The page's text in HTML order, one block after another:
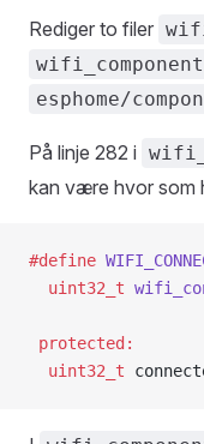
Rediger to filer
esphome/
På linje 282 i
kan være hvor som
#define
  uint32_t
protected:
  uint32_t